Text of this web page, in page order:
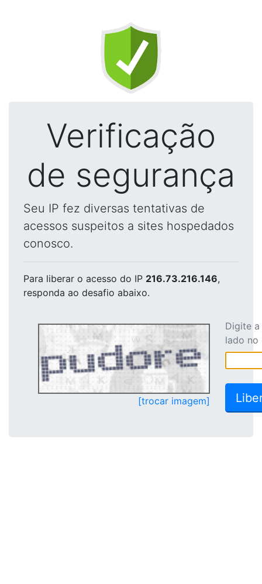
Verificação
de segurança
Seu IP fez diversas tentativas de
acessos suspeitos a sites hospedados
conosco.
Para liberar o acesso do IP 216.73.216.146,
responda ao desafio abaixo.
[trocar imagem]
Digite
lado no